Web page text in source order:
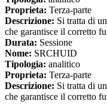
Proprieta: Terza-parte
Descrizione: Si tratta di
che garantisce il corretto
Durata: Sessione
Nome: SRCHUID
Tipologia: analitico
Proprieta: Terza-parte
Descrizione: Si tratta di
che garantisce il corretto